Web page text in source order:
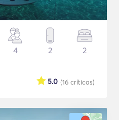
4 2 2
(16 críticas)
5.0